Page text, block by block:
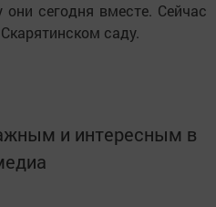
сегодня вместе. Сейчас
саду.
и интересным в